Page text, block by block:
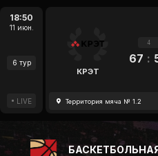
18:50
11 июн.
6 тур
LIVE
КРЭТ
4
67 :
Территория мяча № 1.2